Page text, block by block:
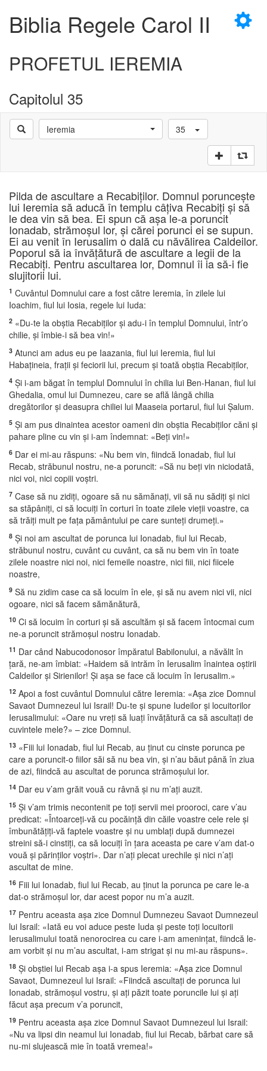
×
Biblia Regele Carol II
PROFETUL IEREMIA
Capitolul 35
Ieremia 35
Pilda de ascultare a Recabiţilor. Domnul porunceşte
lui Ieremia să aducă în templu câţiva Recabiţi şi să
le dea vin să bea. Ei spun că aşa le-a poruncit
Ionadab, strămoşul lor, şi cărei porunci ei se supun.
Ei au venit în Ierusalim o dală cu năvălirea Caldeilor.
Poporul să ia învăţătură de ascultare a legii de la
Recabiţi. Pentru ascultarea lor, Domnul îi ia să-i fie
slujitorii lui.
1 Cuvântul Domnului care a fost către Ieremia, în zilele lui
Ioachim, fiul lui Iosia, regele lui Iuda:
2 «Du-te la obştia Recabiţilor şi adu-i în templul Domnului, într’o
chilie, şi îmbie-i să bea vin!»
3 Atunci am adus eu pe Iaazania, fiul lui Ieremia, fiul lui
Habaţineia, fraţii şi feciorii lui, precum şi toată obştia Recabiţilor,
4 Şi i-am băgat în templul Domnului în chilia lui Ben-Hanan, fiul lui
Ghedalia, omul lui Dumnezeu, care se află lângă chilia
dregătorilor şi deasupra chiliei lui Maaseia portarul, fiul lui Şalum.
5 Şi am pus dinaintea acestor oameni din obştia Recabiţilor căni şi
pahare pline cu vin şi i-am îndemnat: «Beţi vin!»
6 Dar ei mi-au răspuns: «Nu bem vin, fiindcă Ionadab, fiul lui
Recab, străbunul nostru, ne-a poruncit: «Să nu beţi vin niciodată,
nici voi, nici copiii voştri.
7 Case să nu zidiţi, ogoare să nu sămănaţi, vii să nu sădiţi şi nici
sa stăpâniţi, ci să locuiţi în corturi în toate zilele vieţii voastre, ca
să trăiţi mult pe faţa pământului pe care sunteţi drumeţi.»
8 Şi noi am ascultat de porunca lui Ionadab, fiul lui Recab,
străbunul nostru, cuvânt cu cuvânt, ca să nu bem vin în toate
zilele noastre nici noi, nici femeile noastre, nici fiii, nici fiicele
noastre,
9 Să nu zidim case ca să locuim în ele, şi să nu avem nici vii, nici
ogoare, nici să facem sămănătură,
10 Ci să locuim în corturi şi să ascultăm şi să facem întocmai cum
ne-a poruncit strămoşul nostru Ionadab.
11 Dar când Nabucodonosor împăratul Babilonului, a năvălit în
ţară, ne-am îmbiat: «Haidem să intrăm în Ierusalim înaintea oştirii
Caldeilor şi Sirienilor! Şi aşa se face că locuim în Ierusalim.»
12 Apoi a fost cuvântul Domnului către Ieremia: «Aşa zice Domnul
Savaot Dumnezeul lui Israil! Du-te şi spune Iudeilor şi locuitorilor
Ierusalimului: «Oare nu vreţi să luaţi învăţătură ca să ascultaţi de
cuvintele mele?» – zice Domnul.
13 «Fiii lui Ionadab, fiul lui Recab, au ţinut cu cinste porunca pe
care a poruncit-o fiilor săi să nu bea vin, şi n’au băut până în ziua
de azi, fiindcă au ascultat de porunca strămoşului lor.
14 Dar eu v’am grăit vouă cu râvnă şi nu m’aţi auzit.
15 Şi v’am trimis necontenit pe toţi servii mei prooroci, care v’au
predicat: «Întoarceţi-vă cu pocăinţă din căile voastre cele rele şi
îmbunătăţiţi-vă faptele voastre şi nu umblaţi după dumnezei
streini să-i cinstiţi, ca să locuiţi în ţara aceasta pe care v’am dat-o
vouă şi părinţilor voştri». Dar n’aţi plecat urechile şi nici n’aţi
ascultat de mine.
16 Fiii lui Ionadab, fiul lui Recab, au ţinut la porunca pe care le-a
dat-o strămoşul lor, dar acest popor nu m’a auzit.
17 Pentru aceasta aşa zice Domnul Dumnezeu Savaot Dumnezeul
lui Israil: «Iată eu voi aduce peste Iuda şi peste toţi locuitorii
Ierusalimului toată nenorocirea cu care i-am ameninţat, fiindcă le-
am vorbit şi nu m’au ascultat, i-am strigat şi nu mi-au răspuns».
18 Şi obştiei lui Recab aşa i-a spus Ieremia: «Aşa zice Domnul
Savaot, Dumnezeul lui Israil: «Fiindcă ascultaţi de porunca lui
Ionadab, strămoşul vostru, şi aţi păzit toate poruncile lui şi aţi
făcut aşa precum v’a poruncit,
19 Pentru aceasta aşa zice Domnul Savaot Dumnezeul lui Israil:
«Nu va lipsi din neamul lui Ionadab, fiul lui Recab, bărbat care să
nu-mi slujească mie în toată vremea!»